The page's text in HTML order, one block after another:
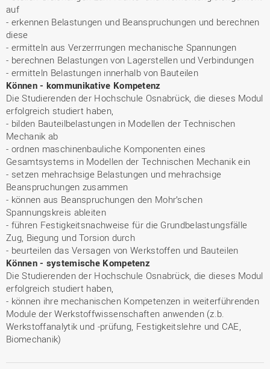
auf
- erkennen Belastungen und Beanspruchungen und berechnen
diese
- ermitteln aus Verzerrrungen mechanische Spannungen
- berechnen Belastungen von Lagerstellen und Verbindungen
- ermitteln Belastungen innerhalb von Bauteilen
Können - kommunikative Kompetenz
Die Studierenden der Hochschule Osnabrück, die dieses Modul
erfolgreich studiert haben,
- bilden Bauteilbelastungen in Modellen der Technischen
Mechanik ab
- ordnen maschinenbauliche Komponenten eines
Gesamtsystems in Modellen der Technischen Mechanik ein
- setzen mehrachsige Belastungen und mehrachsige
Beanspruchungen zusammen
- können aus Beanspruchungen den Mohr’schen
Spannungskreis ableiten
- führen Festigkeitsnachweise für die Grundbelastungsfälle
Zug, Biegung und Torsion durch
- beurteilen das Versagen von Werkstoffen und Bauteilen
Können - systemische Kompetenz
Die Studierenden der Hochschule Osnabrück, die dieses Modul
erfolgreich studiert haben,
- können ihre mechanischen Kompetenzen in weiterführenden
Module der Werkstoffwissenschaften anwenden (z.b.
Werkstoffanalytik und -prüfung, Festigkeitslehre und CAE,
Biomechanik)